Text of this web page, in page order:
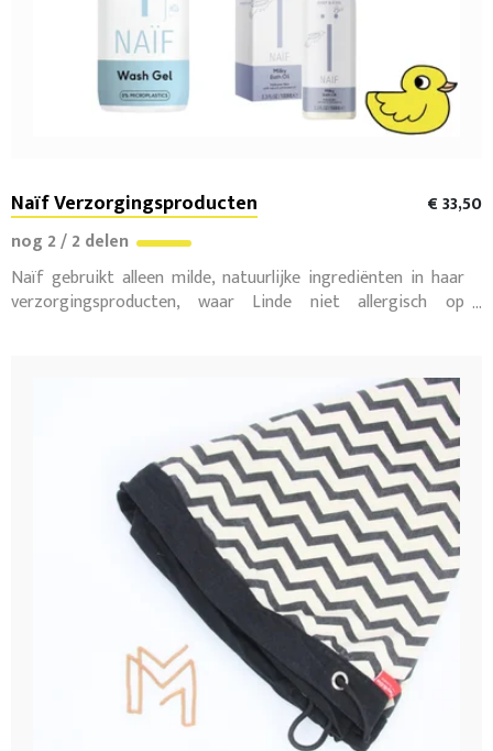
Naïf Verzorgingsproducten
€ 33,50
nog 2 / 2 delen
Naïf gebruikt alleen milde, natuurlijke ingrediënten in haar
verzorgingsproducten, waar Linde niet allergisch op